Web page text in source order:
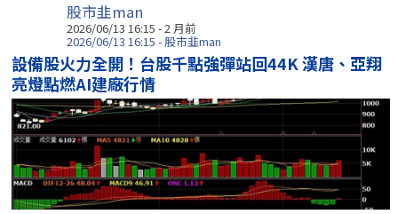
股市韭man
2026/06/13 16:15 - 2 月前
2026/06/13 16:15 - 股市韭man
設備股火力全開！台股千點強彈站回44K 漢唐、亞翔
亮燈點燃AI建廠行情